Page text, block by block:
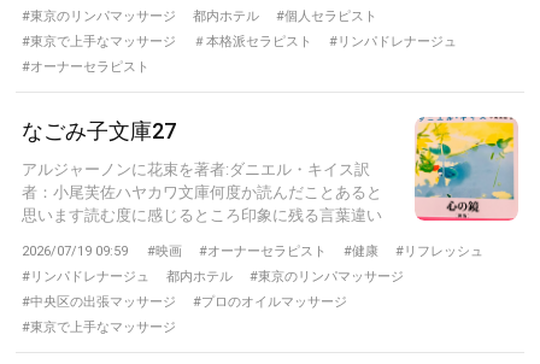
#東京のリンパマッサージ
都内ホテル
#個人セラピスト
#東京で上手なマッサージ
＃本格派セラピスト
#リンパドレナージュ
#オーナーセラピスト
なごみ子文庫27
アルジャーノンに花束を著者:ダニエル・キイス訳
者：小尾芙佐ハヤカワ文庫何度か読んだことあると
思います読む度に感じるところ印象に残る言葉違い
2026/07/19 09:59 #映画 #オーナーセラピスト #健康
#リフレッシュ
#リンパドレナージュ
都内ホテル
#東京のリンパマッサージ
#中央区の出張マッサージ
#プロのオイルマッサージ
#東京で上手なマッサージ